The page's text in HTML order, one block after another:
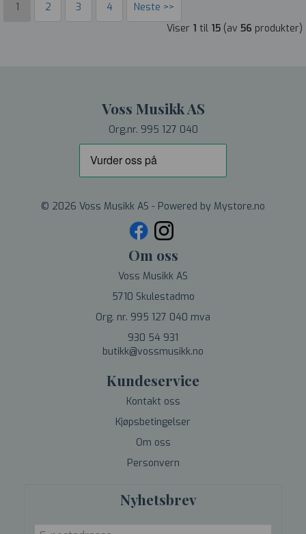
1 2 3 4
Neste >>
Viser 1 til 15 (av 56 produkter)
Voss Musikk AS
Org.nr. 995 127 040
© 2026 Voss Musikk AS - Powered by Mystore.no
Om oss
Voss Musikk AS
5710 Skulestadmo
Org. nr. 995 127 040 mva
930 54 931
butikk@vossmusikk.no
Kundeservice
Kontakt oss
Kjøpsbetingelser
Om oss
Personvern
Nyhetsbrev